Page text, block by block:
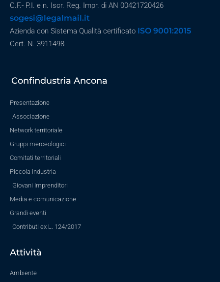
C.F.- P.I. e n. Iscr. Reg. Impr. di AN 00421720426
sogesi@legalmail.it
Azienda con Sistema Qualità certificato ISO 9001:2015
Cert. N. 3911498
Confindustria Ancona
Presentazione
Associazione
Network territoriale
Gruppi merceologici
Comitati territoriali
Piccola industria
Giovani Imprenditori
Media e comunicazione
Grandi eventi
Contributi ex L. 124/2017
Attività
Ambiente